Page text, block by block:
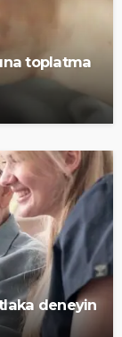
toplatma
deneyin